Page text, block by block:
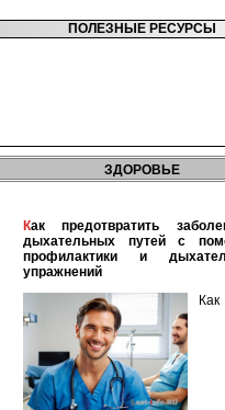
ПОЛЕЗНЫЕ РЕСУРСЫ
ЗДОРОВЬЕ
Как предотвратить заболевания
дыхательных путей с
профилактики и
упражнений
Как